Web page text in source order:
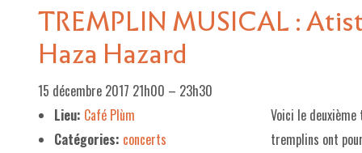
NOUS SOUTENIR
LE PROGRAMME
DÉTAIL DES ÉVÉNEMENTS
TREMPLIN MUSICAL :
Haza Hazard
15 décembre 2017 21h00 – 23h30
Lieu: Café Plùm
Catégories: concerts
Voici le
tremplins ont